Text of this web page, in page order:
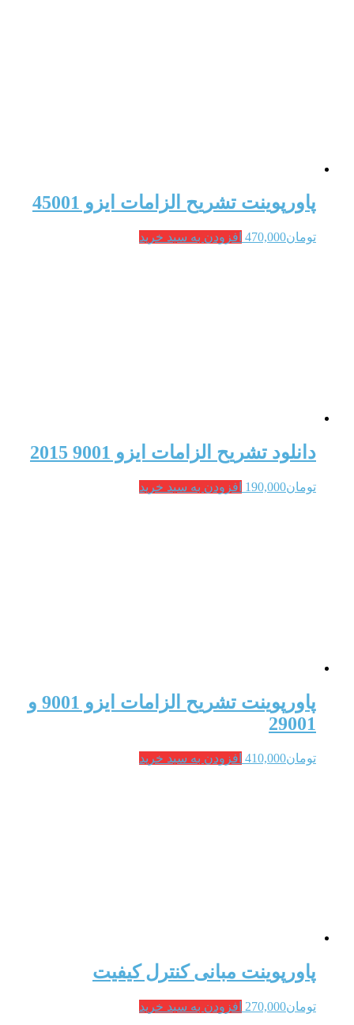
پاورپوینت تشریح الزامات ایزو 45001
تومان470,000 افزودن به سبد خرید
دانلود تشریح الزامات ایزو 9001 2015
تومان190,000 افزودن به سبد خرید
پاورپوینت تشریح الزامات ایزو 9001 و
29001
تومان410,000 افزودن به سبد خرید
پاورپوینت مبانی کنترل کیفیت
تومان270,000 افزودن به سبد خرید